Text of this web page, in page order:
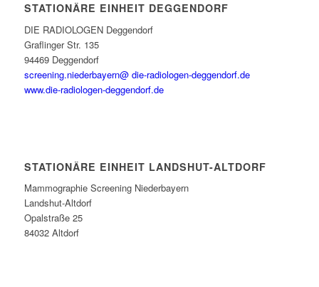
STATIONÄRE EINHEIT DEGGENDORF
DIE RADIOLOGEN Deggendorf
Graflinger Str. 135
94469 Deggendorf
screening.niederbayern@ die-radiologen-deggendorf.de
www.die-radiologen-deggendorf.de
STATIONÄRE EINHEIT LANDSHUT-ALTDORF
Mammographie Screening Niederbayern
Landshut-Altdorf
Opalstraße 25
84032 Altdorf